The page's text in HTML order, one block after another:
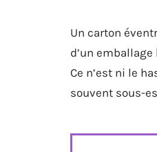
Un carton
d’un
Ce n’est ni le
souvent sous-